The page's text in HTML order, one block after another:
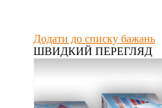
Додати до списку бажань
ШВИДКИЙ ПЕРЕГЛЯД